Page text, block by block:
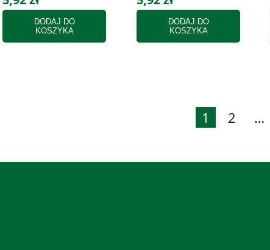
DODAJ DO
KOSZYKA
DODAJ DO
KOSZYKA
1 2 …